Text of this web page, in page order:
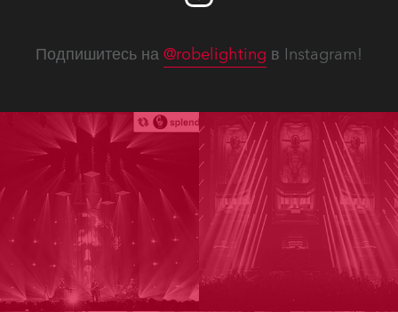
Подпишитесь на @robelighting в Instagram!